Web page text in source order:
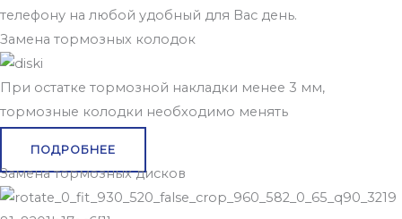
телефону на любой удобный для Вас день.
Замена тормозных колодок
При остатке тормозной накладки менее 3 мм,
тормозные колодки необходимо менять
ПОДРОБНЕЕ
Замена тормозных дисков